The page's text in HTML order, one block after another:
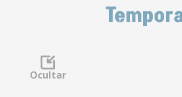
Ocultar